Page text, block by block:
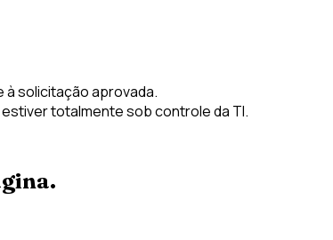
solicitação aprovada.
totalmente sob controle da TI.